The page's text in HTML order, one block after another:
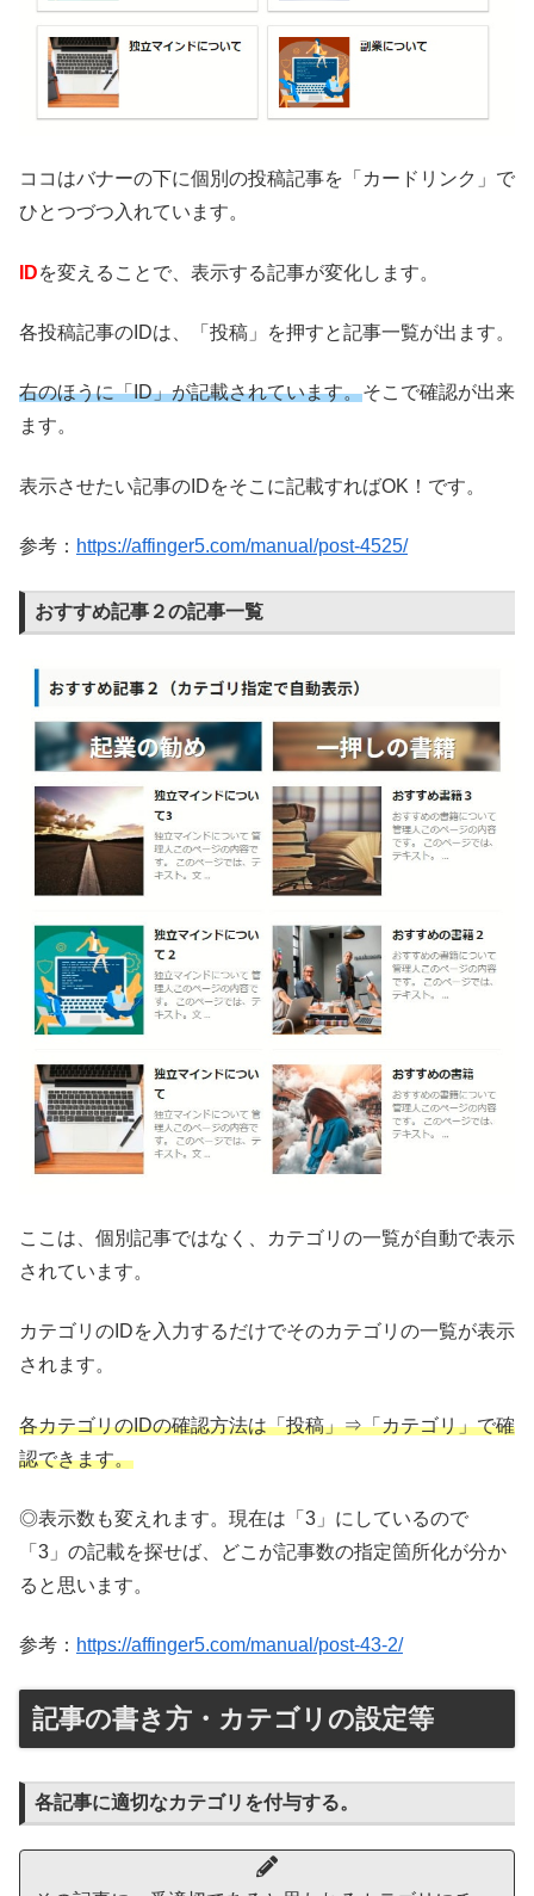
ココはバナーの下に個別の投稿記事を「カードリンク」で
ひとつづつ入れています。
IDを変えることで、表示する記事が変化します。
各投稿記事のIDは、「投稿」を押すと記事一覧が出ます。
右のほうに「ID」が記載されています。そこで確認が出来
ます。
表示させたい記事のIDをそこに記載すればOK！です。
参考： https://affinger5.com/manual/post-4525/
おすすめ記事２の記事一覧
ここは、個別記事ではなく、カテゴリの一覧が自動で表示
されています。
カテゴリのIDを入力するだけでそのカテゴリの一覧が表示
されます。
各カテゴリのIDの確認方法は「投稿」⇒「カテゴリ」で確
認できます。
◎表示数も変えれます。現在は「3」にしているので
「3」の記載を探せば、どこが記事数の指定箇所化が分か
ると思います。
参考： https://affinger5.com/manual/post-43-2/
記事の書き方・カテゴリの設定等
各記事に適切なカテゴリを付与する。